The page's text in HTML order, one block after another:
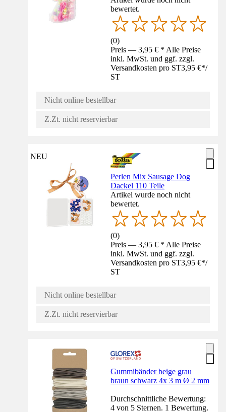
bewertet.
(0)
Preis — 3,95 € * Alle Preise
inkl. MwSt. und ggf. zzgl.
Versandkosten pro ST3,95 €*/
ST
Nicht online bestellbar
Z.Zt. nicht reservierbar
NEU
Perlen Mix Sausage Dog
Dackel 110 Teile
Artikel wurde noch nicht
bewertet.
(0)
Preis — 3,95 € * Alle Preise
inkl. MwSt. und ggf. zzgl.
Versandkosten pro ST3,95 €*/
ST
Nicht online bestellbar
Z.Zt. nicht reservierbar
Gummibänder beige grau
braun schwarz 4x 3 m Ø 2 mm
Durchschnittliche Bewertung:
4 von 5 Sternen. 1 Bewertung.